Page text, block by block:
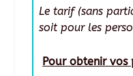
Le tarif (sans
soit pour les
Pour obtenir vos